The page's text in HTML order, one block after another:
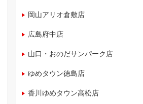
岡山アリオ倉敷店
広島府中店
山口・おのだサンパーク店
ゆめタウン徳島店
香川ゆめタウン高松店